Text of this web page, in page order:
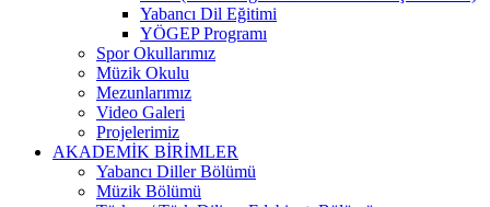
Yabancı Dil Eğitimi
YÖGEP Programı
Spor Okullarımız
Müzik Okulu
Mezunlarımız
Video Galeri
Projelerimiz
AKADEMİK BİRİMLER
Yabancı Diller Bölümü
Müzik Bölümü